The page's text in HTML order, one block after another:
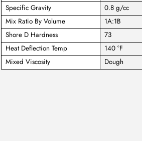
Specific Gravity
0.8 g/cc
Mix Ratio By Volume
1A:1B
Shore D Hardness
73
Heat Deflection Temp
140 °F
Mixed Viscosity
Dough